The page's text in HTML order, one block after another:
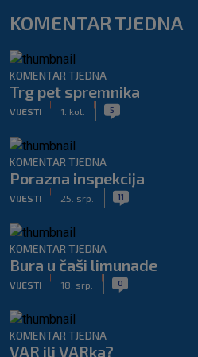
KOMENTAR TJEDNA
KOMENTAR TJEDNA
Trg pet spremnika
VIJESTI 1. kol. 5
KOMENTAR TJEDNA
Porazna inspekcija
VIJESTI 25. srp. 11
KOMENTAR TJEDNA
Bura u čaši limunade
VIJESTI 18. srp. 0
KOMENTAR TJEDNA
VAR ili VARka?